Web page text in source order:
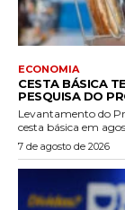
ECONOMIA
CESTA BÁSICA
PESQUISA DO
Levantamento do
cesta básica em
7 de agosto de 2026